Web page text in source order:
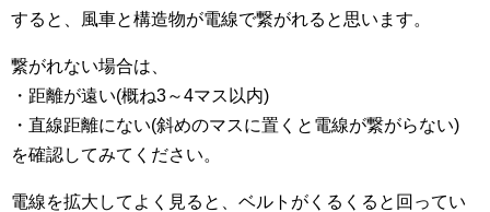
すると、風車と構造物が電線で繋がれると思います。
繋がれない場合は、
・距離が遠い(概ね3～4マス以内)
・直線距離にない(斜めのマスに置くと電線が繋がらない)
を確認してみてください。
電線を拡大してよく見ると、ベルトがくるくると回ってい